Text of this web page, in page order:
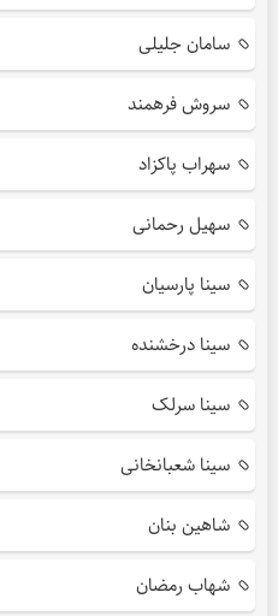
سامان جلیلی
سروش فرهمند
سهراب پاکزاد
سهیل رحمانی
سینا پارسیان
سینا درخشنده
سینا سرلک
سینا شعبانخانی
شاهین بنان
شهاب رمضان